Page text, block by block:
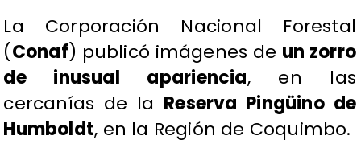
La Corporación Nacional Forestal
(Conaf) publicó imágenes de un zorro
de inusual apariencia, en las
cercanías de la Reserva Pingüino de
Humboldt, en la Región de Coquimbo.